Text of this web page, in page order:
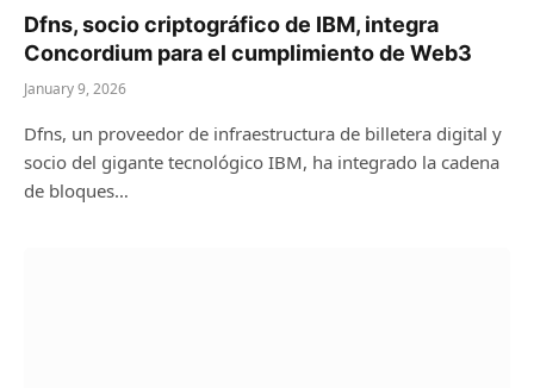
Dfns, socio criptográfico de IBM, integra
Concordium para el cumplimiento de Web3
January 9, 2026
Dfns, un proveedor de infraestructura de billetera digital y
socio del gigante tecnológico IBM, ha integrado la cadena
de bloques…